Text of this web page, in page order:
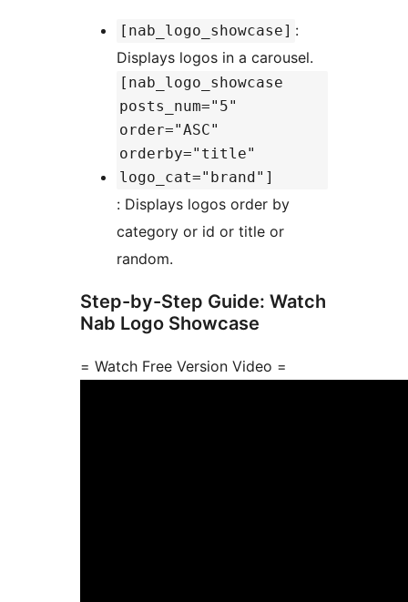
[nab_logo_showcase] :
Displays logos in a carousel.
[nab_logo_showcase
posts_num="5"
order="ASC"
orderby="title"
logo_cat="brand"]
: Displays logos order by
category or id or title or
random.
Step-by-Step Guide: Watch
Nab Logo Showcase
= Watch Free Version Video =